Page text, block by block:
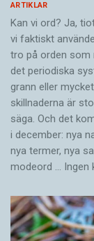
ARTIKLAR
Kan vi ord? Ja,
vi faktiskt
tro på orden som
det periodiska
grann eller
skillnaderna är
säga. Och det
i december: nya
nya termer, nya
modeord … Ingen